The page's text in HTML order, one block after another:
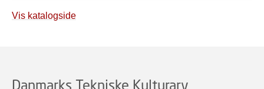
Vis katalogside
Danmarks Tekniske Kulturarv